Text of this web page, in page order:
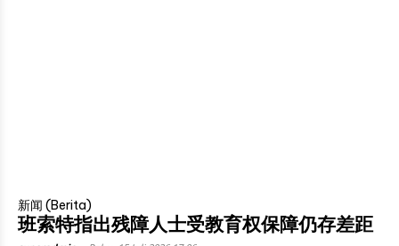
新闻 (Berita)
班索特指出残障人士受教育权保障仍存差距